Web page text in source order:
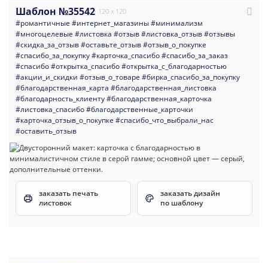
Шаблон №35542 120 x 120
#романтичные #интернет_магазины#минимализм
#многоцелевые #листовка #отзыв#листовка_отзыв#отзывы
#скидка_за_отзыв#оставьте_отзыв#отзыв_о_покупке
#спасибо_за_покупку#карточка_спасибо#спасибо_за_заказ
#спасибо#открытка_спасибо#открытка_с_благодарностью
#акции_и_скидки #отзыв_о_товаре #бирка_спасибо_за_покупку
#благодарственная_карта #благодарственная_листовка
#благодарность_клиенту#благодарственная_карточка
#листовка_спасибо#благодарственные_карточки
#карточка_отзыв_о_покупке #спасибо_что_выбрали_нас
#оставить_отзыв
заказать печать
листовок
заказать дизайн
по шаблону